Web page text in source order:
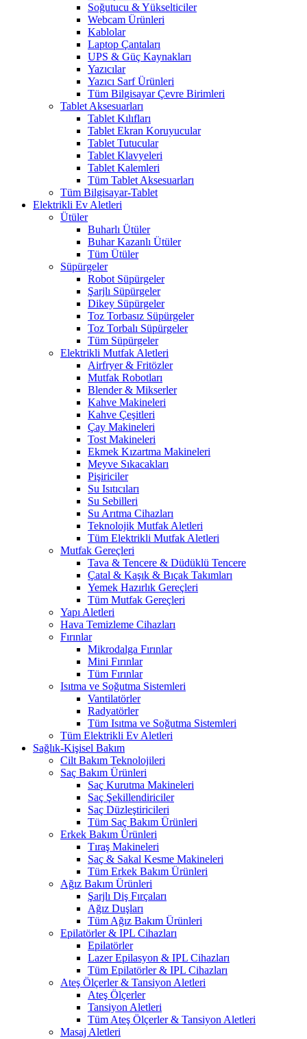
Soğutucu & Yükselticiler
Webcam Ürünleri
Kablolar
Laptop Çantaları
UPS & Güç Kaynakları
Yazıcılar
Yazıcı Sarf Ürünleri
Tüm Bilgisayar Çevre Birimleri
Tablet Aksesuarları
Tablet Kılıfları
Tablet Ekran Koruyucular
Tablet Tutucular
Tablet Klavyeleri
Tablet Kalemleri
Tüm Tablet Aksesuarları
Tüm Bilgisayar-Tablet
Elektrikli Ev Aletleri
Ütüler
Buharlı Ütüler
Buhar Kazanlı Ütüler
Tüm Ütüler
Süpürgeler
Robot Süpürgeler
Şarjlı Süpürgeler
Dikey Süpürgeler
Toz Torbasız Süpürgeler
Toz Torbalı Süpürgeler
Tüm Süpürgeler
Elektrikli Mutfak Aletleri
Airfryer & Fritözler
Mutfak Robotları
Blender & Mikserler
Kahve Makineleri
Kahve Çeşitleri
Çay Makineleri
Tost Makineleri
Ekmek Kızartma Makineleri
Meyve Sıkacakları
Pişiriciler
Su Isıtıcıları
Su Sebilleri
Su Arıtma Cihazları
Teknolojik Mutfak Aletleri
Tüm Elektrikli Mutfak Aletleri
Mutfak Gereçleri
Tava & Tencere & Düdüklü Tencere
Çatal & Kaşık & Bıçak Takımları
Yemek Hazırlık Gereçleri
Tüm Mutfak Gereçleri
Yapı Aletleri
Hava Temizleme Cihazları
Fırınlar
Mikrodalga Fırınlar
Mini Fırınlar
Tüm Fırınlar
Isıtma ve Soğutma Sistemleri
Vantilatörler
Radyatörler
Tüm Isıtma ve Soğutma Sistemleri
Tüm Elektrikli Ev Aletleri
Sağlık-Kişisel Bakım
Cilt Bakım Teknolojileri
Saç Bakım Ürünleri
Saç Kurutma Makineleri
Saç Şekillendiriciler
Saç Düzleştiricileri
Tüm Saç Bakım Ürünleri
Erkek Bakım Ürünleri
Tıraş Makineleri
Saç & Sakal Kesme Makineleri
Tüm Erkek Bakım Ürünleri
Ağız Bakım Ürünleri
Şarjlı Diş Fırçaları
Ağız Duşları
Tüm Ağız Bakım Ürünleri
Epilatörler & IPL Cihazları
Epilatörler
Lazer Epilasyon & IPL Cihazları
Tüm Epilatörler & IPL Cihazları
Ateş Ölçerler & Tansiyon Aletleri
Ateş Ölçerler
Tansiyon Aletleri
Tüm Ateş Ölçerler & Tansiyon Aletleri
Masaj Aletleri